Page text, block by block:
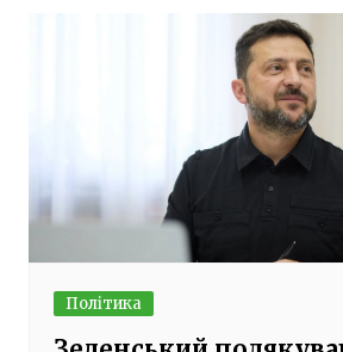
Політика